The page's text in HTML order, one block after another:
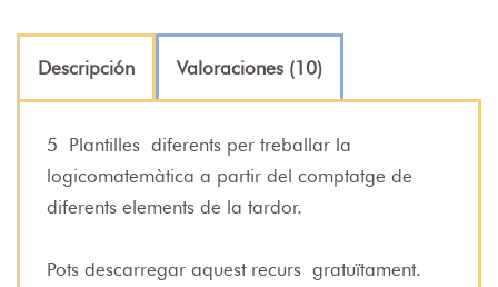
Descripción Valoraciones (10)
5 Plantilles diferents per treballar la
logicomatemàtica a partir del comptatge de
diferents elements de la tardor.
Pots descarregar aquest recurs gratuïtament.